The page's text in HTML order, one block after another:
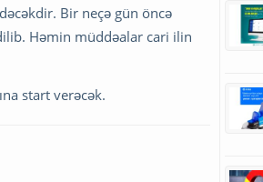
Bir neçə gün öncə
Həmin müddəalar cari ilin
start verəcək.